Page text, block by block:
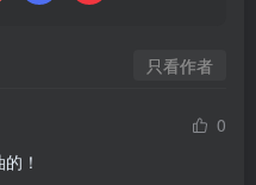
只看作者
0
！